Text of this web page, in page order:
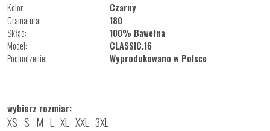
Kolor:
Czarny
Gramatura:
180
Skład:
100% Bawełna
Model:
CLASSIC.16
Pochodzenie:
Wyprodukowano w Polsce
wybierz rozmiar:
XS S M L XL XXL 3XL